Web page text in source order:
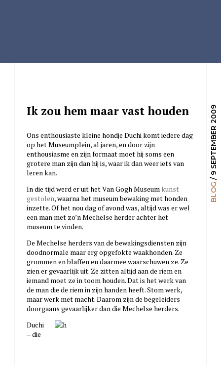
BLOG
/ 9 SEPTEMBER 2009
Ik zou hem maar vast houden
Ons enthousiaste kleine hondje Duchi komt iedere dag
op het Museumplein, al jaren, en door zijn
enthousiasme en zijn formaat moet hij soms een
grotere man zijn dan hij is, waar ik dan weer iets van
leren kan.
In die tijd werd er uit het Van Gogh Museum kunst
gestolen, waarna het museum bewaking met honden
inzette. Of het nou dag of avond was, altijd was er wel
een man met zo’n Mechelse herder achter het
museum te vinden.
De Mechelse herders van de bewakingsdiensten zijn
doodnormale maar erg opgefokte waakhonden. Ze
grommen en blaffen en daarmee waarschuwen ze. Ze
zien er gevaarlijk uit. Ze zitten altijd aan de riem en
iemand moet ze in toom houden. Dat is het werk van
de man die de riem in zijn handen heeft. Stom werk,
maar werk met macht. Daarom zijn de begeleiders
doorgaans gevaarlijker dan die Mechelse herders.
Duchi
– die